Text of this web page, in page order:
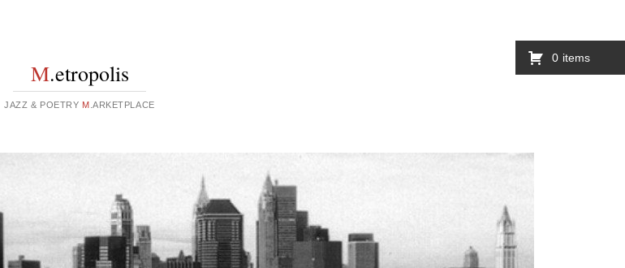
M.etropolis
JAZZ & POETRY M .ARKETPLACE
0 items